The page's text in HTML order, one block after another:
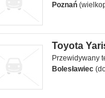
Poznań
Toyota
Przewidywany
Bolesławiec